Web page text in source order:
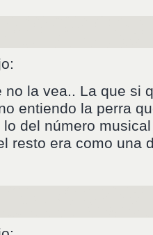
no la vea.. La que si
entiendo la perra
del número
resto era como una